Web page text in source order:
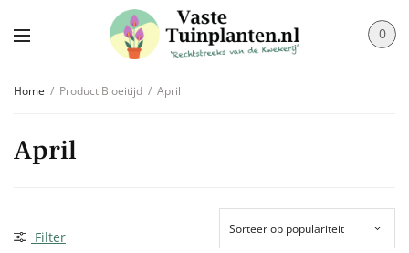
0
Home / Product Bloeitijd / April
April
Filter